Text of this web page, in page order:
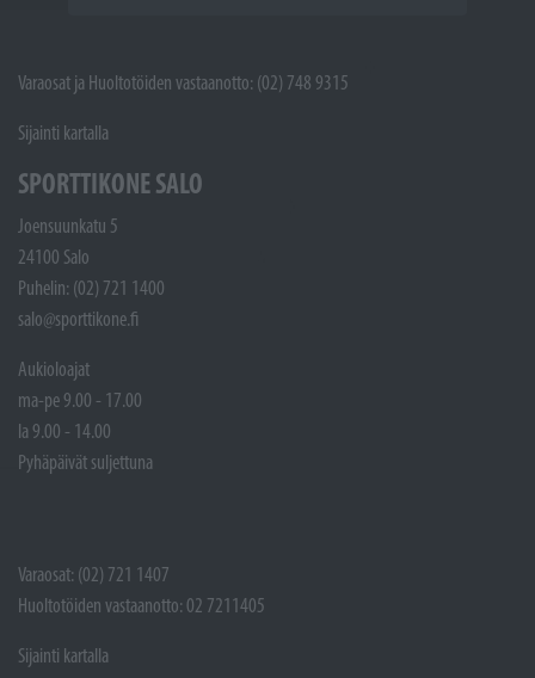
Varaosat ja Huoltotöiden vastaanotto: (02) 748 9315
Sijainti kartalla
SPORTTIKONE SALO
Joensuunkatu 5
24100 Salo
Puhelin: (02) 721 1400
salo@sporttikone.fi
Aukioloajat
ma-pe 9.00 - 17.00
la 9.00 - 14.00
Pyhäpäivät suljettuna
Varaosat: (02) 721 1407
Huoltotöiden vastaanotto: 02 7211405
Sijainti kartalla